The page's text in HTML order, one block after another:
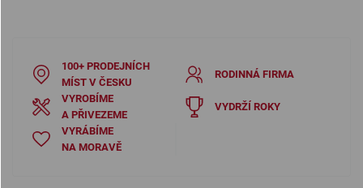
100+ PRODEJNÍCH
MÍST V ČESKU
RODINNÁ FIRMA
VYROBÍME
A PŘIVEZEME
VYDRŽÍ ROKY
VYRÁBÍME
NA MORAVĚ